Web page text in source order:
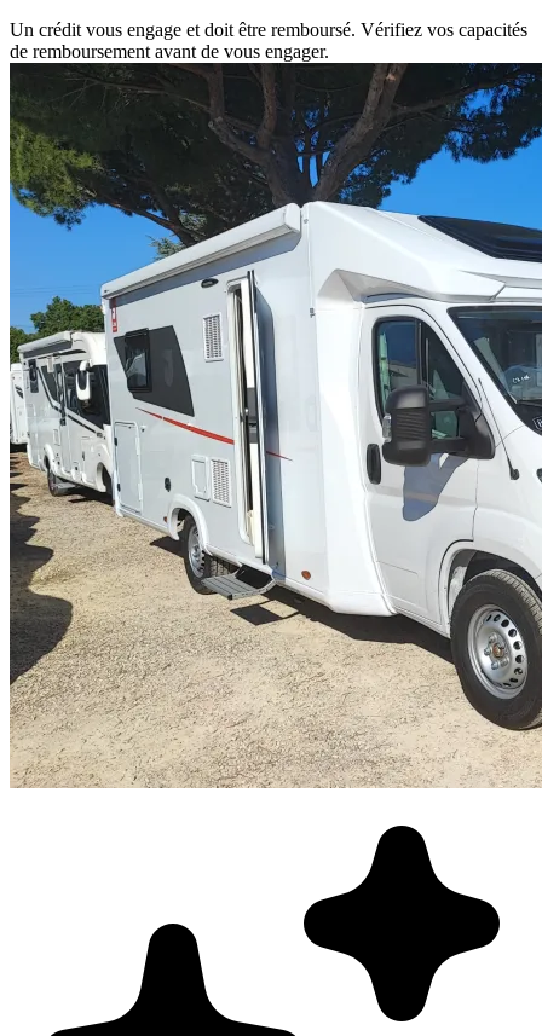
Un crédit vous engage et doit être remboursé. Vérifiez vos capacités
de remboursement avant de vous engager.